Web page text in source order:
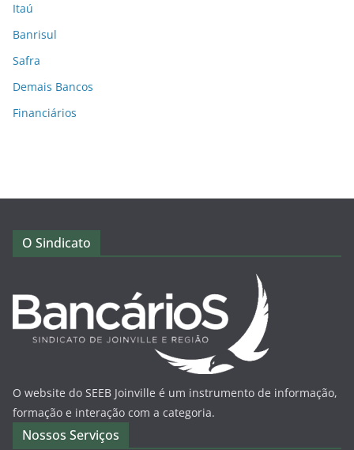
Itaú
Banrisul
Safra
Demais Bancos
Financiários
O Sindicato
O website do SEEB Joinville é um instrumento de informação,
formação e interação com a categoria.
Nossos Serviços